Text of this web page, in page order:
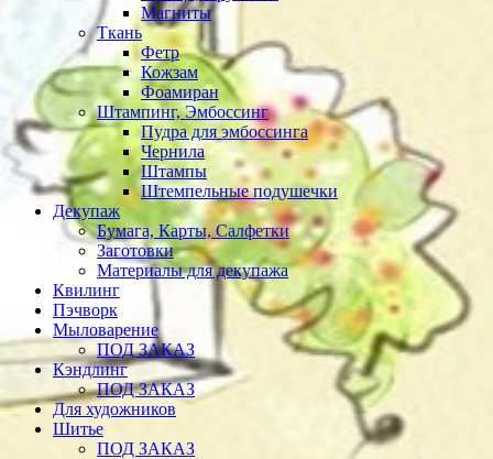
Магниты
Ткань
Фетр
Кожзам
Фоамиран
Штампинг, Эмбоссинг
Пудра для эмбоссинга
Чернила
Штампы
Штемпельные подушечки
Декупаж
Бумага, Карты, Салфетки
Заготовки
Материалы для декупажа
Квилинг
Пэчворк
Мыловарение
ПОД ЗАКАЗ
Кэндлинг
ПОД ЗАКАЗ
Для художников
Шитье
ПОД ЗАКАЗ